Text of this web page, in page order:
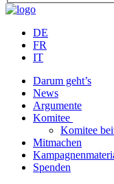
DE
FR
IT
Darum geht’s
News
Argumente
Komitee
Komitee
Mitmachen
Spenden